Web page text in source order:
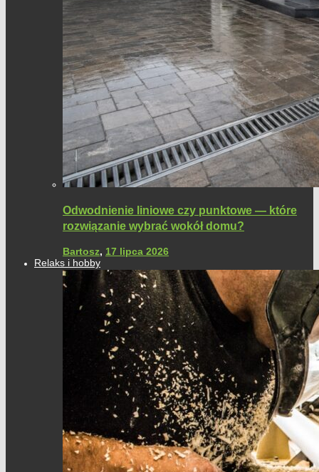
Odwodnienie liniowe czy punktowe — które
rozwiązanie wybrać wokół domu?
Bartosz, 17 lipca 2026
Relaks i hobby